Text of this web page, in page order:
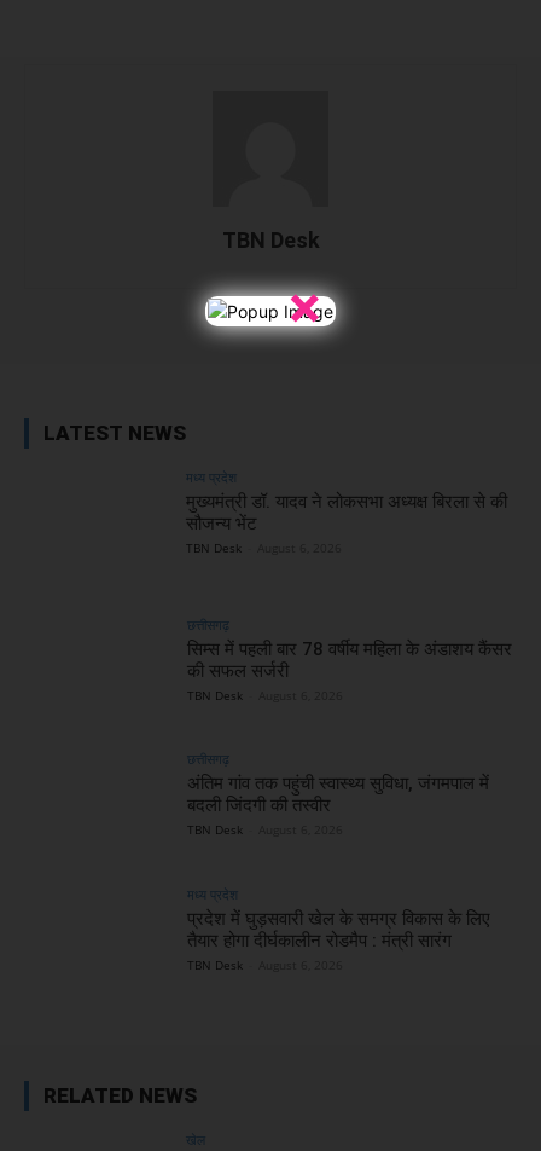
×
TBN Desk
LATEST NEWS
मध्य प्रदेश
मुख्यमंत्री डॉ. यादव ने लोकसभा अध्यक्ष बिरला से की
सौजन्य भेंट
TBN Desk
छत्तीसगढ़
सिम्स में पहली बार 78 वर्षीय महिला के अंडाशय कैंसर
की सफल सर्जरी
TBN Desk
छत्तीसगढ़
अंतिम गांव तक पहुंची स्वास्थ्य सुविधा, जंगमपाल में
बदली जिंदगी की तस्वीर
TBN Desk
मध्य प्रदेश
प्रदेश में घुड़सवारी खेल के समग्र विकास के लिए
तैयार होगा दीर्घकालीन रोडमैप : मंत्री सारंग
TBN Desk
RELATED NEWS
खेल